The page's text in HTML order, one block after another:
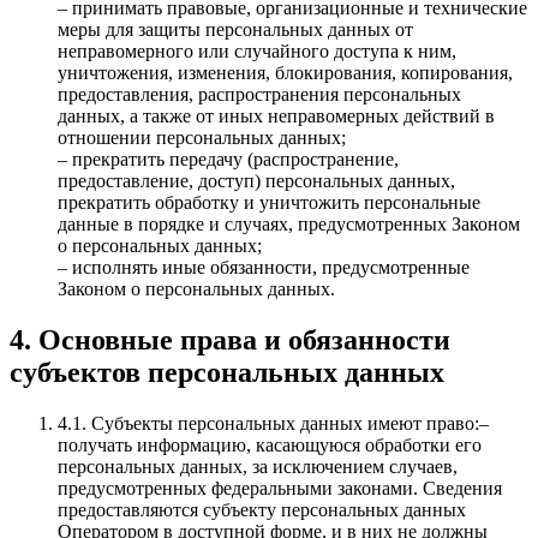
– принимать правовые, организационные и технические
меры для защиты персональных данных от
неправомерного или случайного доступа к ним,
уничтожения, изменения, блокирования, копирования,
предоставления, распространения персональных
данных, а также от иных неправомерных действий в
отношении персональных данных;
– прекратить передачу (распространение,
предоставление, доступ) персональных данных,
прекратить обработку и уничтожить персональные
данные в порядке и случаях, предусмотренных Законом
о персональных данных;
– исполнять иные обязанности, предусмотренные
Законом о персональных данных.
4. Основные права и обязанности
субъектов персональных данных
4.1. Субъекты персональных данных имеют право:–
получать информацию, касающуюся обработки его
персональных данных, за исключением случаев,
предусмотренных федеральными законами. Сведения
предоставляются субъекту персональных данных
Оператором в доступной форме, и в них не должны